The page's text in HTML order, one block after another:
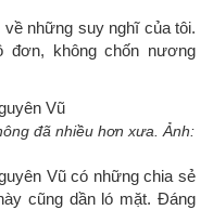
những suy nghĩ của tôi.
đơn, không chốn nương
đã nhiều hơn xưa. Ảnh:
Vũ có những chia sẻ
cũng dần ló mặt. Đáng